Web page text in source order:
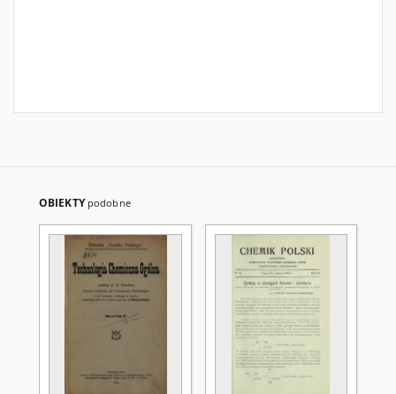
OBIEKTY podobne